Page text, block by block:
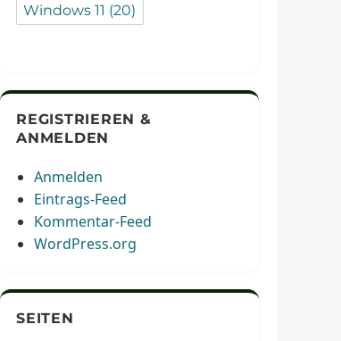
Windows 11 (20)
REGISTRIEREN &
ANMELDEN
Anmelden
Eintrags-Feed
Kommentar-Feed
WordPress.org
SEITEN